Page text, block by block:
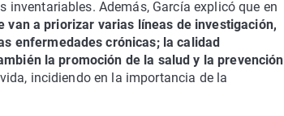
Además, García explicó que en
van a priorizar varias líneas de investigación,
enfermedades crónicas; la calidad
la promoción de la salud y la prevención
incidiendo en la importancia de la